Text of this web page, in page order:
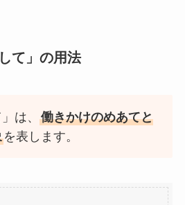
て」の用法
」は、働きかけのめあてと
を表します。